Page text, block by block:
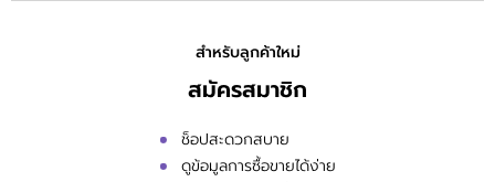
สมัครสมาชิก
สำหรับลูกค้าใหม่
ช็อปสะดวกสบาย
ดูข้อมูลการซื้อขายได้ง่าย